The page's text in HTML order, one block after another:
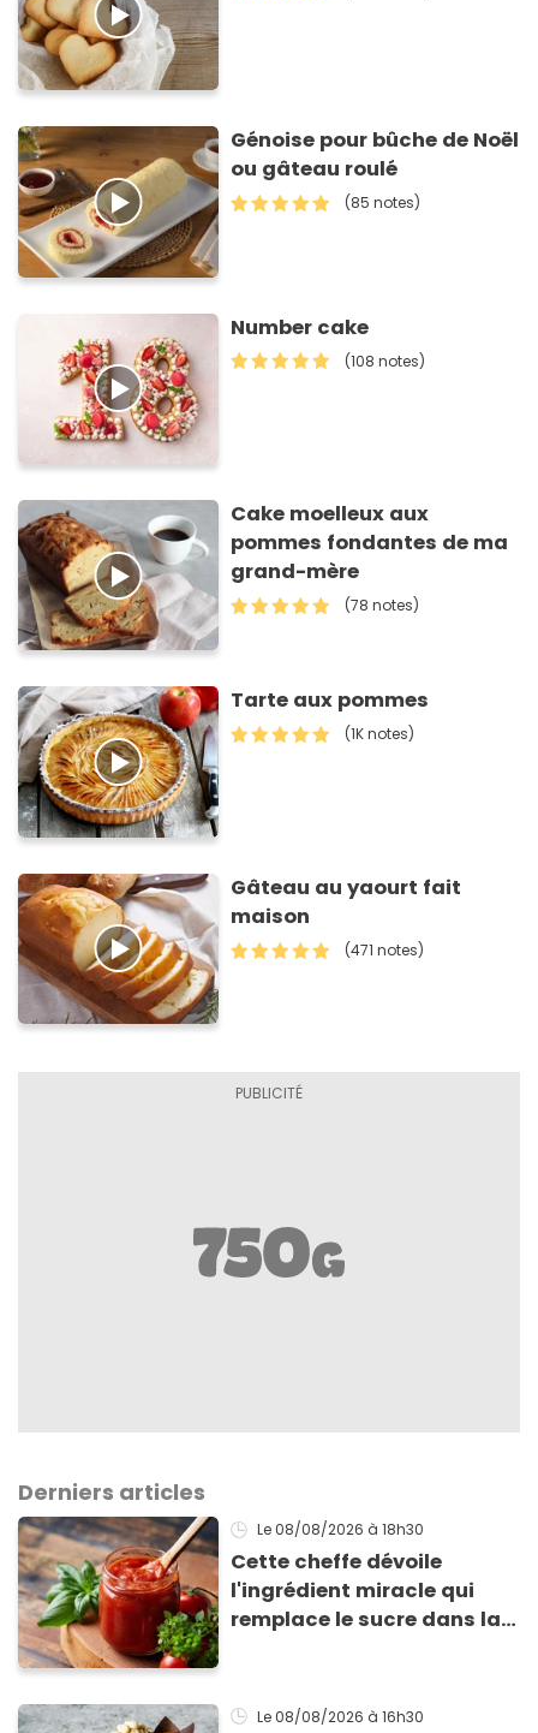
Génoise pour bûche de Noël
ou gâteau roulé
(85 notes)
Number cake
(108 notes)
Cake moelleux aux
pommes fondantes de ma
grand-mère
(78 notes)
Tarte aux pommes
(1K notes)
Gâteau au yaourt fait
maison
(471 notes)
Derniers articles
Le 08/08/2026 à 18h30
Cette cheffe dévoile
l'ingrédient miracle qui
remplace le sucre dans la
Le 08/08/2026 à 16h30